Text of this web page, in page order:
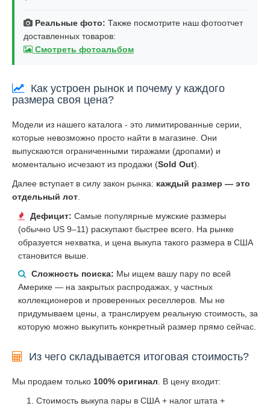
Реальные фото: Также посмотрите наш фотоотчет
доставленных товаров:
Смотреть фотоальбом
Как устроен рынок и почему у каждого
размера своя цена?
Модели из нашего каталога - это лимитированные серии,
которые невозможно просто найти в магазине. Они
выпускаются ограниченными тиражами (дропами) и
моментально исчезают из продажи (Sold Out).
Далее вступает в силу закон рынка: каждый размер — это
отдельный лот
Дефицит: Самые популярные мужские размеры
(обычно US 9–11) раскупают быстрее всего. На рынке
образуется нехватка, и цена выкупа такого размера в США
становится выше.
Сложность поиска: Мы ищем вашу пару по всей
Америке — на закрытых распродажах, у частных
коллекционеров и проверенных реселлеров. Мы не
придумываем цены, а транслируем реальную стоимость, за
которую можно выкупить конкретный размер прямо сейчас.
Из чего складывается итоговая стоимость?
Мы продаем только 100% оригинал . В цену входит:
Стоимость выкупа пары в США + налог штата +